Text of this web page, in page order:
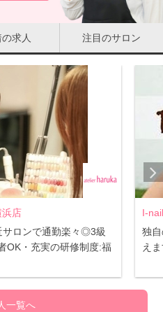
求人 注目のサロン
店
サロンで通勤楽々◎3級
OK・充実の研修制度:福
I-
独
え
一覧へ